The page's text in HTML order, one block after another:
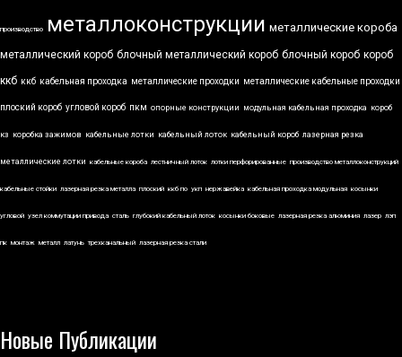
производство металлоконструкции металлические короба
металлический короб блочный металлический короб блочный короб короб
ккб ккб кабельная проходка металлические проходки металлические кабельные проходки
плоский короб угловой короб пкм опорные конструкции модульная кабельная проходка короб
кз коробка зажимов кабельные лотки кабельный лоток кабельный короб лазерная резка
металлические лотки кабельные короба лестничный лоток лотки перфорированные производство металлоконструкций
кабельные стойки лазерная резка металла плоский ккб по укп нержавейка кабельная проходка модульная косынки
угловой узел коммутации привода сталь глубокий кабельный лоток косынки боковые лазерная резка алюминия лазер лэп
пк монтаж металл латунь трехканальный лазерная резка стали
Новые Публикации